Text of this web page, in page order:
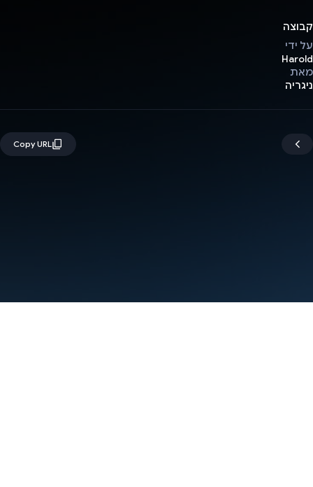
קבוצה
על ידי
Harold
מאת
ניגריה